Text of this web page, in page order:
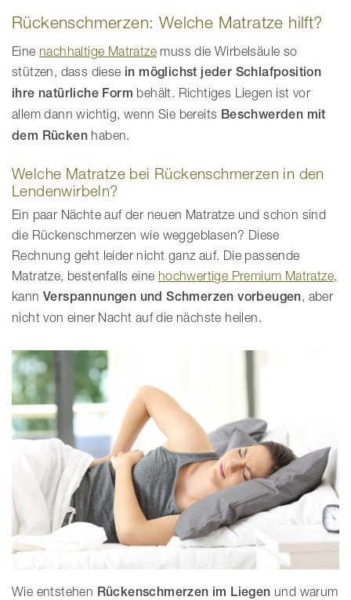
Rückenschmerzen: Welche Matratze hilft?
Eine nachhaltige Matratze muss die Wirbelsäule so
stützen, dass diese in möglichst jeder Schlafposition
ihre natürliche Form behält. Richtiges Liegen ist vor
allem dann wichtig, wenn Sie bereits Beschwerden mit
dem Rücken haben.
Welche Matratze bei Rückenschmerzen in den
Lendenwirbeln?
Ein paar Nächte auf der neuen Matratze und schon sind
die Rückenschmerzen wie weggeblasen? Diese
Rechnung geht leider nicht ganz auf. Die passende
Matratze, bestenfalls eine hochwertige Premium Matratze,
kann Verspannungen und Schmerzen vorbeugen, aber
nicht von einer Nacht auf die nächste heilen.
Wie entstehen Rückenschmerzen im Liegen und warum